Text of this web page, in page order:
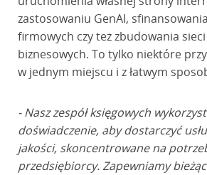
zastosowaniu GenAI,
firmowych czy też zbudowania
biznesowych. To tylko niektóre
w jednym miejscu i z łatwym
- Nasz zespół księgowych
doświadczenie, aby dostarczyć
jakości, skoncentrowane na
przedsiębiorcy. Zapewniamy